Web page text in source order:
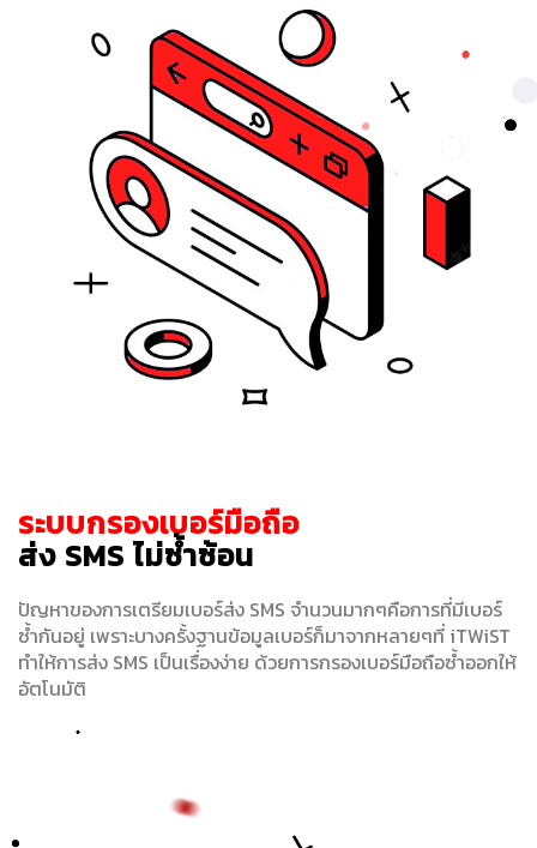
ระบบกรองเบอร์มือถือ
ส่ง SMS ไม่ซ้ำซ้อน
ปัญหาของการเตรียมเบอร์ส่ง SMS จำนวนมากๆคือการที่มีเบอร์
ซ้ำกันอยู่ เพราะบางครั้งฐานข้อมูลเบอร์ก็มาจากหลายๆที่ iTWiST
ทำให้การส่ง SMS เป็นเรื่องง่าย ด้วยการกรองเบอร์มือถือซ้ำออกให้
อัตโนมัติ